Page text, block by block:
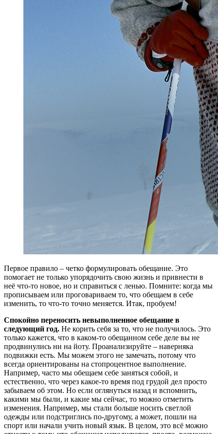
Первое правило – четко формулировать обещание. Это
помогает не только упорядочить свою жизнь и привнести в
неё что-то новое, но и справиться с ленью. Помните: когда мы
прописываем или проговариваем то, что обещаем в себе
изменить, то что-то точно меняется. Итак, пробуем!
Спокойно переносить невыполненное обещание в
следующий год. Не корить себя за то, что не получилось. Это
только кажется, что в каком-то обещанном себе деле вы не
продвинулись ни на йоту. Проанализируйте – наверняка
подвижки есть. Мы можем этого не замечать, потому что
всегда ориентированы на стопроцентное выполнение.
Например, часто мы обещаем себе заняться собой, и
естественно, что через какое-то время под грудой дел просто
забываем об этом. Но если оглянуться назад и вспомнить,
какими мы были, и какие мы сейчас, то можно отметить
изменения. Например, мы стали больше носить светлой
одежды или подстриглись по-другому, а может, пошли на
спорт или начали учить новый язык. В целом, это всё можно